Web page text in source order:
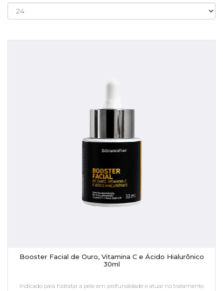
Booster Facial de Ouro, Vitamina C e Ácido Hialurônico
30ml
Indicado para hidratar a pele em profundidade e atuar no tratamento